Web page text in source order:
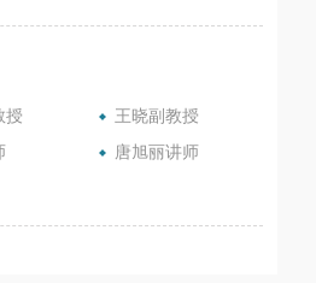
授
王晓副教授
唐旭丽讲师